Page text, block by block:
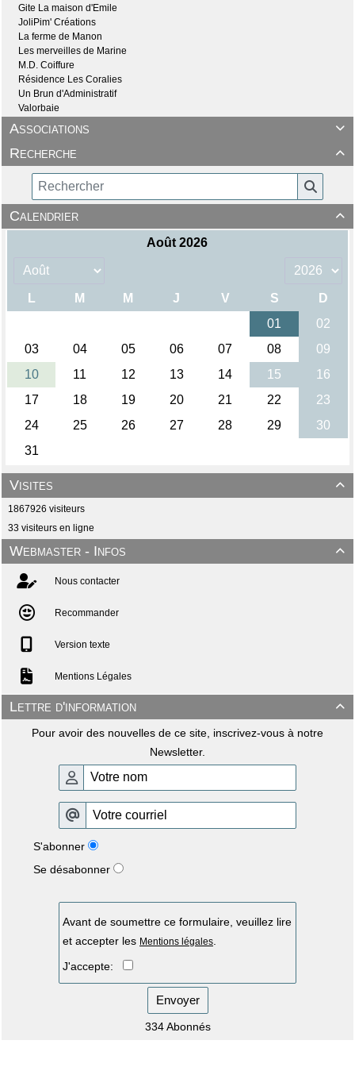
Gite La maison d'Emile
JoliPim' Créations
La ferme de Manon
Les merveilles de Marine
M.D. Coiffure
Résidence Les Coralies
Un Brun d'Administratif
Valorbaie

Associations

Recherche

Calendrier

Visites
1867926 visiteurs
33 visiteurs en ligne

Webmaster - Infos
Nous contacter
Recommander
Version texte
Mentions Légales

Lettre d'information
Pour avoir des nouvelles de ce site, inscrivez-vous à notre
Newsletter.
S'abonner
Se désabonner
Avant de soumettre ce formulaire, veuillez lire
et accepter les Mentions légales
J'accepte:
Envoyer
334 Abonnés